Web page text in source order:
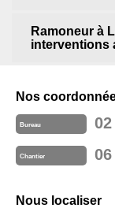
Ramoneur à
interventions
Nos
Bureau
Chantier
Nous localiser